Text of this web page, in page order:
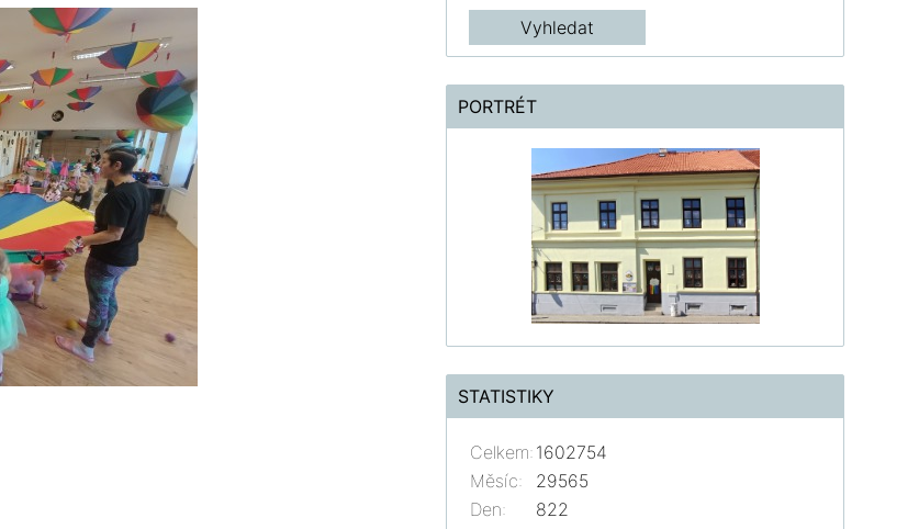
PORTRÉT
STATISTIKY
Celkem: 1602754
Měsíc:
29565
Den:
822